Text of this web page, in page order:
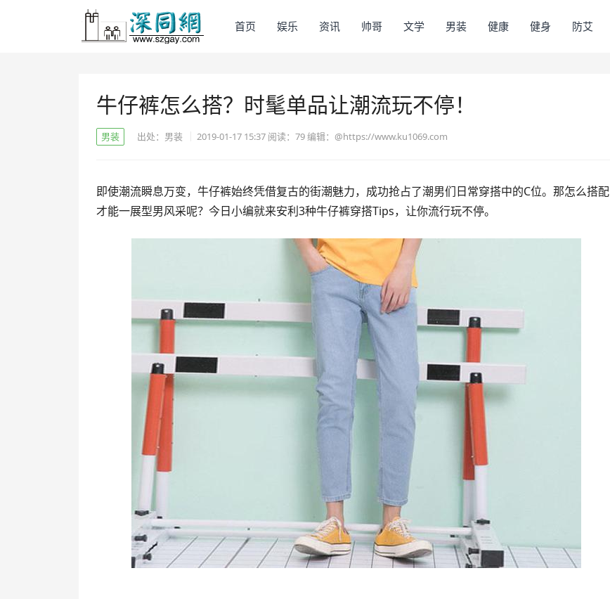
首页 娱乐 资讯 帅哥 文学 男装 健康 健身 防艾
牛仔裤怎么搭？时髦单品让潮流玩不停！
男装 出处：男装 2019-01-17 15:37 阅读： 79编辑： @https://www.ku1069.com
即使潮流瞬息万变，牛仔裤始终凭借复古的街潮魅力，成功抢占了潮男们日常穿搭中的C位。那怎么搭配
才能一展型男风采呢？今日小编就来安利3种牛仔裤穿搭Tips，让你流行玩不停。